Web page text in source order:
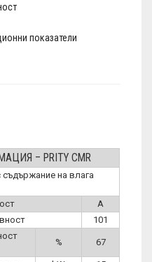
показатели
– PRITY CMR
на влага
A
101
% 67